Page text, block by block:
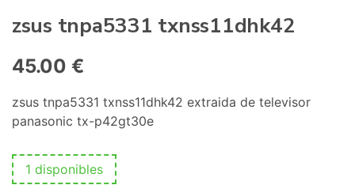
zsus tnpa5331 txnss11dhk42
45.00 €
zsus tnpa5331 txnss11dhk42 extraida de televisor
panasonic tx-p42gt30e
1 disponibles